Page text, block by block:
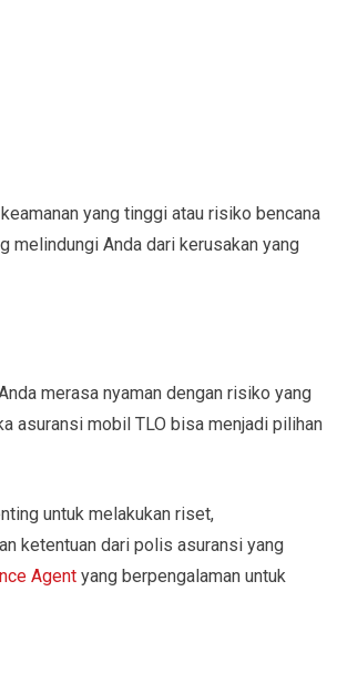
yang tinggi atau risiko bencana
melindungi Anda dari kerusakan yang
merasa nyaman dengan risiko yang
asuransi mobil TLO bisa menjadi pilihan
untuk melakukan riset,
ketentuan dari polis asuransi yang
Agent yang berpengalaman untuk